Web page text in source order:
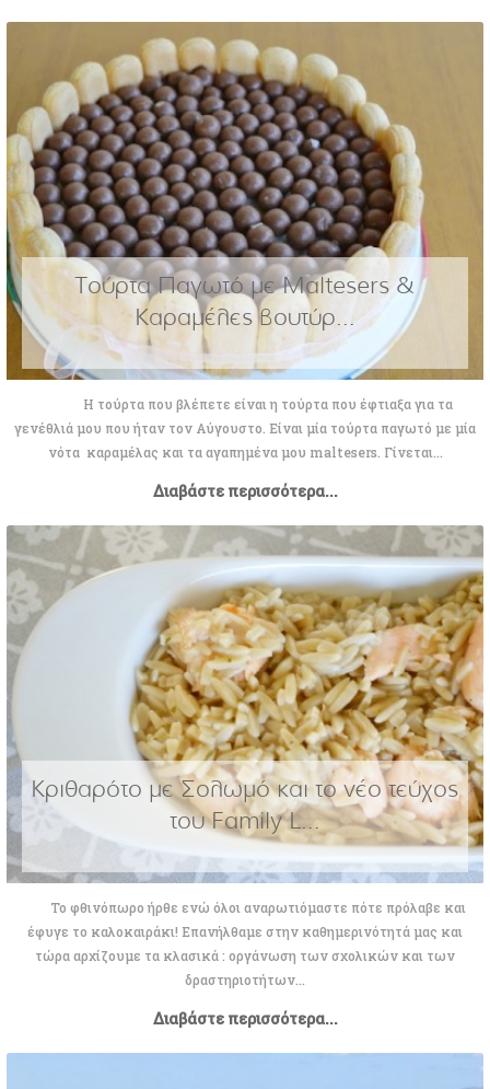
Τούρτα Παγωτό με Maltesers &
Καραμέλες βουτύρ...
Η τούρτα που βλέπετε είναι η τούρτα που έφτιαξα για τα
γενέθλιά μου που ήταν τον Αύγουστο. Είναι μία τούρτα παγωτό με μία
νότα καραμέλας και τα αγαπημένα μου maltesers. Γίνεται...
Διαβάστε περισσότερα...
Κριθαρότο με Σολωμό και το νέο τεύχος
του Family L...
Το φθινόπωρο ήρθε ενώ όλοι αναρωτιόμαστε πότε πρόλαβε και
έφυγε το καλοκαιράκι! Επανήλθαμε στην καθημερινότητά μας και
τώρα αρχίζουμε τα κλασικά : οργάνωση των σχολικών και των
δραστηριοτήτων...
Διαβάστε περισσότερα...